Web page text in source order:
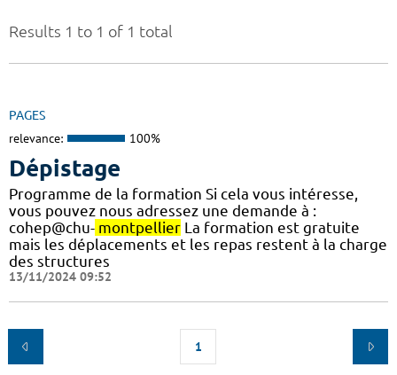
Results 1 to 1 of 1 total
PAGES
relevance: 100%
Dépistage
Programme de la formation Si cela vous intéresse,
vous pouvez nous adressez une demande à :
cohep@chu- montpellier La formation est gratuite
mais les déplacements et les repas restent à la charge
des structures
13/11/2024 09:52
1